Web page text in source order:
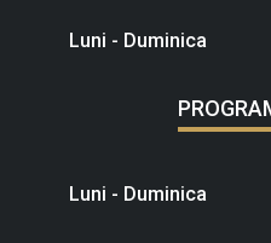
Luni - Duminica
Luni - Duminica